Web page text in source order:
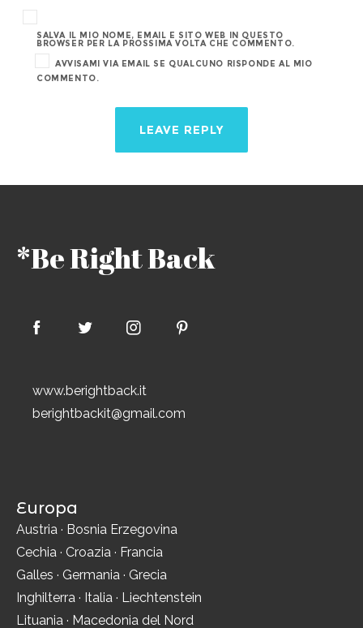
SALVA IL MIO NOME, EMAIL E SITO WEB IN QUESTO
BROWSER PER LA PROSSIMA VOLTA CHE COMMENTO.
AVVISAMI VIA EMAIL SE QUALCUNO RISPONDE AL MIO
COMMENTO.
*Be Right Back
www.berightback.it
berightbackit@gmail.com
Europa
Austria · Bosnia Erzegovina
Cechia · Croazia · Francia
Galles · Germania · Grecia
Inghilterra · Italia · Liechtenstein
Lituania · Macedonia del Nord